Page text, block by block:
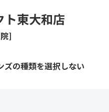
ト東大和店
]
ズの種類を選択しない